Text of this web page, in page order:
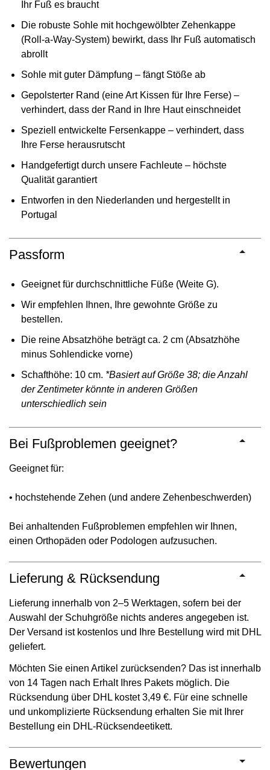
Ihr Fuß es braucht
Die robuste Sohle mit hochgewölbter Zehenkappe
(Roll-a-Way-System) bewirkt, dass Ihr Fuß automatisch
abrollt
Sohle mit guter Dämpfung – fängt Stöße ab
Gepolsterter Rand (eine Art Kissen für Ihre Ferse) –
verhindert, dass der Rand in Ihre Haut einschneidet
Speziell entwickelte Fersenkappe – verhindert, dass
Ihre Ferse herausrutscht
Handgefertigt durch unsere Fachleute – höchste
Qualität garantiert
Entworfen in den Niederlanden und hergestellt in
Portugal
Passform
Geeignet für durchschnittliche Füße (Weite G).
Wir empfehlen Ihnen, Ihre gewohnte Größe zu
bestellen.
Die reine Absatzhöhe beträgt ca. 2 cm (Absatzhöhe
minus Sohlendicke vorne)
Schafthöhe: 10 cm. *Basiert auf Größe 38; die Anzahl
der Zentimeter könnte in anderen Größen
unterschiedlich sein
Bei Fußproblemen geeignet?
Geeignet für:
• hochstehende Zehen (und andere Zehenbeschwerden)
Bei anhaltenden Fußproblemen empfehlen wir Ihnen,
einen Orthopäden oder Podologen aufzusuchen.
Lieferung & Rücksendung
Lieferung innerhalb von 2–5 Werktagen, sofern bei der
Auswahl der Schuhgröße nichts anderes angegeben ist.
Der Versand ist kostenlos und Ihre Bestellung wird mit DHL
geliefert.
Möchten Sie einen Artikel zurücksenden? Das ist innerhalb
von 14 Tagen nach Erhalt Ihres Pakets möglich. Die
Rücksendung über DHL kostet 3,49 €. Für eine schnelle
und unkomplizierte Rücksendung erhalten Sie mit Ihrer
Bestellung ein DHL-Rücksendeetikett.
Bewertungen